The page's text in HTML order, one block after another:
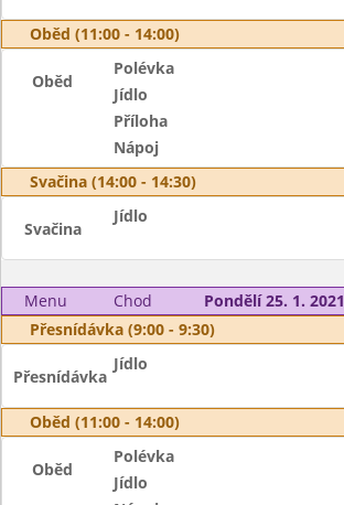
Oběd (11:00 - 14:00)
Oběd
Polévka
Jídlo
Příloha
Nápoj
Svačina (14:00 - 14:30)
Svačina
Jídlo
Menu Chod
Pondělí 25. 1. 2021
Přesnídávka (9:00 - 9:30)
Přesnídávka
Jídlo
Oběd (11:00 - 14:00)
Oběd
Polévka
Jídlo